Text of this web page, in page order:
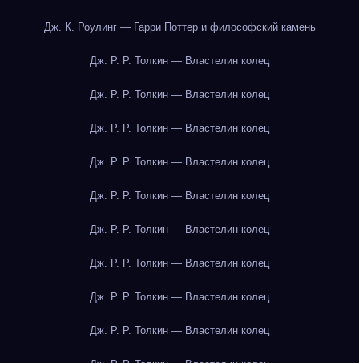
Дж. К. Роулинг — Гарри Поттер и философский камень
Дж. Р. Р. Толкин — Властелин колец
Дж. Р. Р. Толкин — Властелин колец
Дж. Р. Р. Толкин — Властелин колец
Дж. Р. Р. Толкин — Властелин колец
Дж. Р. Р. Толкин — Властелин колец
Дж. Р. Р. Толкин — Властелин колец
Дж. Р. Р. Толкин — Властелин колец
Дж. Р. Р. Толкин — Властелин колец
Дж. Р. Р. Толкин — Властелин колец